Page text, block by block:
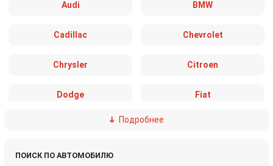
Audi BMW
Cadillac Chevrolet
Chrysler Citroen
Dodge Fiat
Honda
Подробнее
ПОИСК ПО АВТОМОБИЛЮ